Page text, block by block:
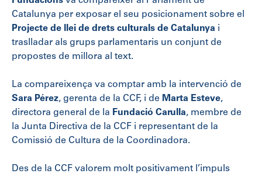
Catalunya per exposar el seu posicionament sobre el
Projecte de llei de drets culturals de Catalunya i
traslladar als grups parlamentaris un conjunt de
propostes de millora al text.
La compareixença va comptar amb la intervenció de
Sara Pérez, gerenta de la CCF, i de Marta Esteve,
directora general de la Fundació Carulla, membre de
la Junta Directiva de la CCF i representant de la
Comissió de Cultura de la Coordinadora.
Des de la CCF valorem molt positivament l’impuls